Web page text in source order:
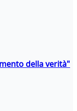
della verità"